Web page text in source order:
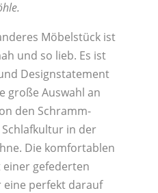
Möbelstück ist
und so lieb. Es ist
Designstatement
große Auswahl an
den Schramm-
in der
Die komfortablen
gefederten
perfekt darauf